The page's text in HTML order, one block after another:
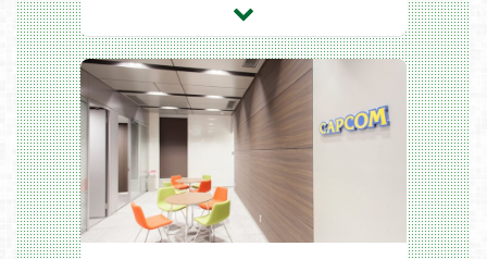
・服飾の揺れもの設定経験がある方
・委託会社と連携し3Dアセットの監修経
験がある方
・複数名規模のチームを率いたリード経験
がある方
※ポートフォリオにおけるキャラクター系
作品は可能な限りトポロジーが見える状態
でご提出下さい
◆望ましいスキル／経験
・委託先制作物の監修経験
・複数名規模のチームを率いたリード経験
・ゲームエンジンを使用しての揺れもの設
定経験
ディレクターやプランナー、イラストレー
て、オリジナルゲームを作成。
ユーザー目線に立って、ゲーム画面全体の
デザインはもちろん、視認性や操作性を意
識したボタン・バナー等の配置・デザイン
を行います。
・ゲームの世界観構築
・ボタン、バナー、アイコン等の画像制作
や画像加工
・ゲーム全体のグラフィックデザイン作成
・UI／UXのデザイン
・プロジェクトリーダーとのやりとり